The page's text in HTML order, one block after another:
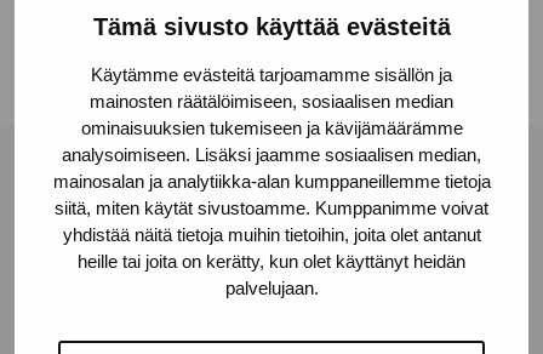
Tämä sivusto käyttää evästeitä
Käytämme evästeitä tarjoamamme sisällön ja
mainosten räätälöimiseen, sosiaalisen median
ominaisuuksien tukemiseen ja kävijämäärämme
analysoimiseen. Lisäksi jaamme sosiaalisen median,
mainosalan ja analytiikka-alan kumppaneillemme tietoja
siitä, miten käytät sivustoamme. Kumppanimme voivat
yhdistää näitä tietoja muihin tietoihin, joita olet antanut
heille tai joita on kerätty, kun olet käyttänyt heidän
palvelujaan.
Linkedin
Pro Artibus Foundation
Gustav Wasas gata 11